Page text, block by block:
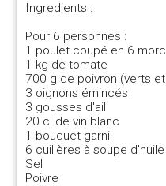
Ingredients :
Pour 6 personnes :
1 poulet coupé en 6
1 kg de tomate
700 g de poivron (verts
3 oignons émincés
3 gousses d'ail
20 cl de vin blanc
1 bouquet garni
6 cuillères à soupe
Sel
Poivre